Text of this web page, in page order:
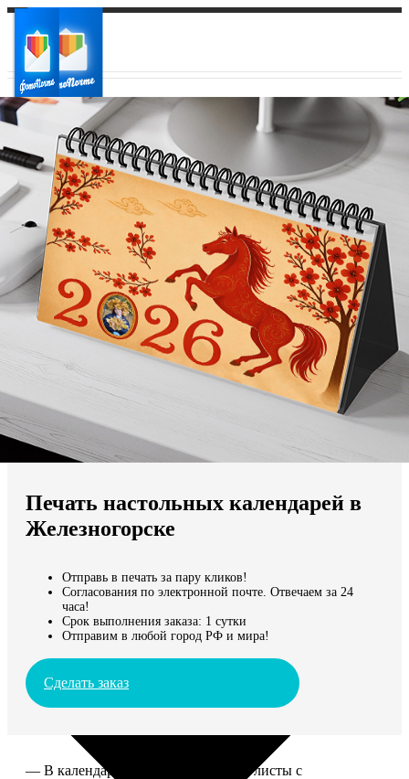
Ваш город:
Ваш регион доставки
Выберите из списка:
Мы доставляем по всему миру
Продолжить без города
Печать настольных календарей в
Железногорске
Отправь в печать за пару кликов!
Согласования по электронной почте. Отвечаем за 24
часа!
Срок выполнения заказа: 1 сутки
Отправим в любой город РФ и мира!
Сделать заказ
— В календаре 13 листов: обложка+листы с